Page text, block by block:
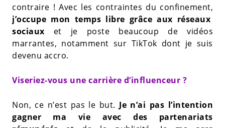
contraire ! Avec les contraintes du confinement,
j’occupe mon temps libre grâce aux réseaux
sociaux et je poste beaucoup de vidéos
marrantes, notamment sur TikTok dont je suis
devenu accro.
Viseriez-vous une carrière d’influenceur ?
Non, ce n’est pas le but. Je n’ai pas l’intention
gagner ma vie avec des partenariats